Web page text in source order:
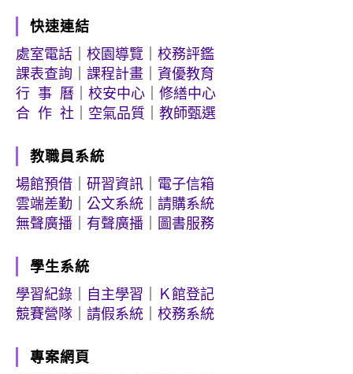
快速連結
處室電話
校園導覽
校務評鑑
課表查詢
課程計畫
資優教育
行 事 曆
校安中心
修繕中心
合 作 社
空氣品質 教師甄選
教職員系統
場館預借
研習資訊
電子信箱
雲端差勤
公文系統
請購系統
無聲廣播
有聲廣播 圖書服務
學生系統
學習紀錄
自主學習
Ｋ館登記
競賽營隊
請假系統 校務系統
專案網頁